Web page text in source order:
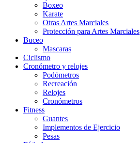
Boxeo
Karate
Otras Artes Marciales
Protección para Artes Marciales
Buceo
Mascaras
Ciclismo
Cronómetro y relojes
Podómetros
Recreación
Relojes
Cronómetros
Fitness
Guantes
Implementos de Ejercicio
Pesas